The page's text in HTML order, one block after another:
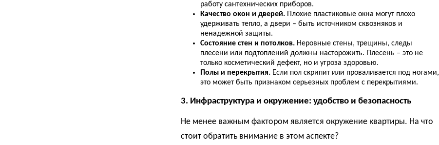
работу сантехнических приборов.
Качество окон и дверей.Плохие пластиковые окна могут плохо
удерживать тепло, а двери – быть источником сквозняков и
ненадежной защиты.
Состояние стен и потолков.Неровные стены, трещины, следы
плесени или подтоплений должны насторожить. Плесень – это не
только косметический дефект, но и угроза здоровью.
Полы и перекрытия.Если пол скрипит или проваливается под ногами,
это может быть признаком серьезных проблем с перекрытиями.
3. Инфраструктура и окружение: удобство и безопасность
Не менее важным фактором является окружение квартиры. На что
стоит обратить внимание в этом аспекте?